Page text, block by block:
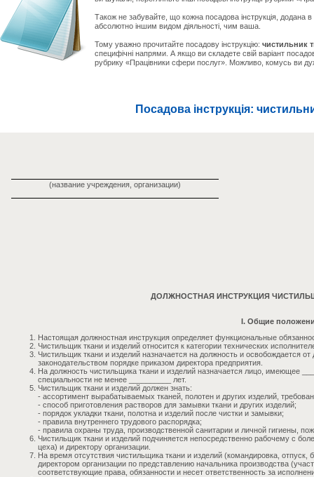
Також не забувайте, що кожна посадова інструкція, додана
абсолютно іншим видом діяльності, чим ваша.
Тому уважно прочитайте посадову інструкцію: чистильник
специфічні напрями. А якщо ви складете свій варіант
рубрику «Працівники сфери послуг». Можливо, комусь ви
Посадова інструкція:
(название учреждения, организации)
ДОЛЖНОСТНАЯ ИНСТРУКЦИЯ
I. Общие
Настоящая должностная инструкция определяет функциональные
Чистильщик ткани и изделий относится к категории технических
Чистильщик ткани и изделий назначается на должность и освобождается
законодательством порядке приказом директора предприятия.
На должность чистильщика ткани и изделий назначается лицо, имеющее
специальности не менее __________ лет.
Чистильщик ткани и изделий должен знать:
- ассортимент вырабатываемых тканей, полотен и других изделий,
- способ приготовления растворов для замывки ткани и других изделий;
- порядок укладки ткани, полотна и изделий после чистки и замывки;
- правила внутреннего трудового распорядка;
- правила охраны труда, производственной санитарии и личной гигиены,
Чистильщик ткани и изделий подчиняется непосредственно рабочему с
цеха) и директору организации.
На время отсутствия чистильщика ткани и изделий (командировка, отпуск,
директором организации по представлению начальника производства
соответствующие права, обязанности и несет ответственность за